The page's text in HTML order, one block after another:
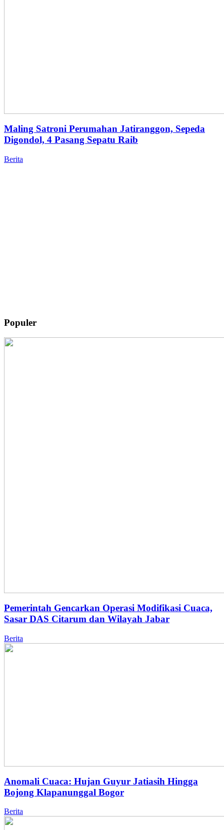
Maling Satroni Perumahan Jatiranggon, Sepeda
Digondol, 4 Pasang Sepatu Raib
Berita
Populer
Pemerintah Gencarkan Operasi Modifikasi Cuaca,
Sasar DAS Citarum dan Wilayah Jabar
Berita
Anomali Cuaca: Hujan Guyur Jatiasih Hingga
Bojong Klapanunggal Bogor
Berita